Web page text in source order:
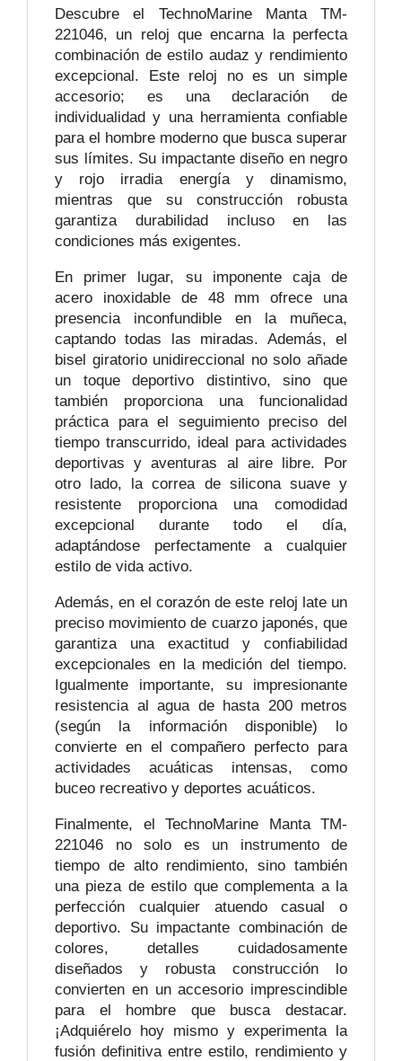
Descubre el TechnoMarine Manta TM-
221046, un reloj que encarna la perfecta
combinación de estilo audaz y rendimiento
excepcional. Este reloj no es un simple
accesorio; es una declaración de
individualidad y una herramienta confiable
para el hombre moderno que busca superar
sus límites. Su impactante diseño en negro
y rojo irradia energía y dinamismo,
mientras que su construcción robusta
garantiza durabilidad incluso en las
condiciones más exigentes.
En primer lugar, su imponente caja de
acero inoxidable de 48 mm ofrece una
presencia inconfundible en la muñeca,
captando todas las miradas. Además, el
bisel giratorio unidireccional no solo añade
un toque deportivo distintivo, sino que
también proporciona una funcionalidad
práctica para el seguimiento preciso del
tiempo transcurrido, ideal para actividades
deportivas y aventuras al aire libre. Por
otro lado, la correa de silicona suave y
resistente proporciona una comodidad
excepcional durante todo el día,
adaptándose perfectamente a cualquier
estilo de vida activo.
Además, en el corazón de este reloj late un
preciso movimiento de cuarzo japonés, que
garantiza una exactitud y confiabilidad
excepcionales en la medición del tiempo.
Igualmente importante, su impresionante
resistencia al agua de hasta 200 metros
(según la información disponible) lo
convierte en el compañero perfecto para
actividades acuáticas intensas, como
buceo recreativo y deportes acuáticos.
Finalmente, el TechnoMarine Manta TM-
221046 no solo es un instrumento de
tiempo de alto rendimiento, sino también
una pieza de estilo que complementa a la
perfección cualquier atuendo casual o
deportivo. Su impactante combinación de
colores, detalles cuidadosamente
diseñados y robusta construcción lo
convierten en un accesorio imprescindible
para el hombre que busca destacar.
¡Adquiérelo hoy mismo y experimenta la
fusión definitiva entre estilo, rendimiento y